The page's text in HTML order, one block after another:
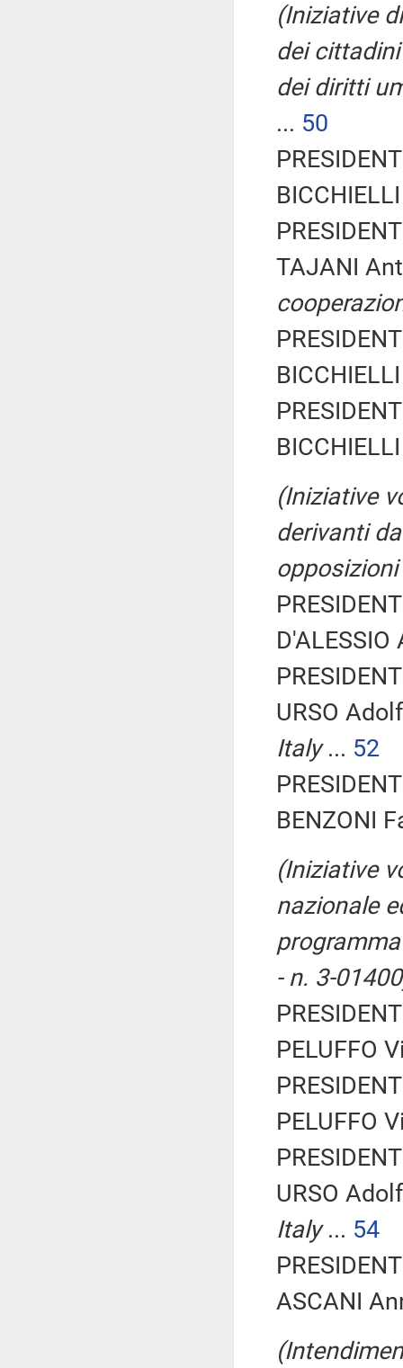
(Iniziative
dei
dei diritti
... 50
TAJANI
(Iniziative
derivanti
URSO
Italy... 52
BENZONI
(Iniziative
nazionale
- n. 3-
PELUFFO
PELUFFO
URSO
Italy... 54
ASCANI